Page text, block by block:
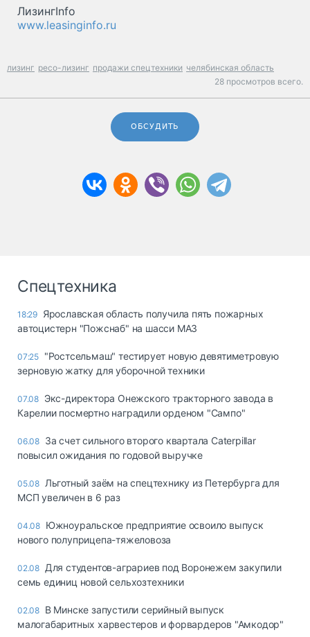
ЛизингInfo
www.leasinginfo.ru
лизинг ресо-лизинг продажи спецтехники челябинская область
28 просмотров всего.
ОБСУДИТЬ
Спецтехника
18:29 Ярославская область получила пять пожарных
автоцистерн "Пожснаб" на шасси МАЗ
07:25 "Ростсельмаш" тестирует новую девятиметровую
зерновую жатку для уборочной техники
07.08 Экс-директора Онежского тракторного завода в
Карелии посмертно наградили орденом "Сампо"
06.08 За счет сильного второго квартала Caterpillar
повысил ожидания по годовой выручке
05.08 Льготный заём на спецтехнику из Петербурга для
МСП увеличен в 6 раз
04.08 Южноуральское предприятие освоило выпуск
нового полуприцепа-тяжеловоза
02.08 Для студентов-аграриев под Воронежем закупили
семь единиц новой сельхозтехники
02.08 В Минске запустили серийный выпуск
малогабаритных харвестеров и форвардеров "Амкодор"